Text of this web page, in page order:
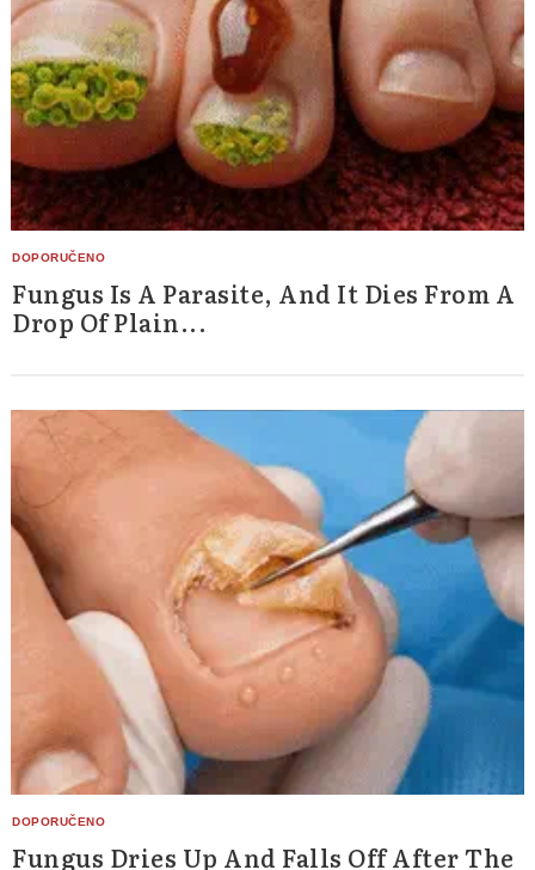
Fungus Is A Parasite, And It Dies From A
Drop Of Plain...
Fungus Dries Up And Falls Off After The